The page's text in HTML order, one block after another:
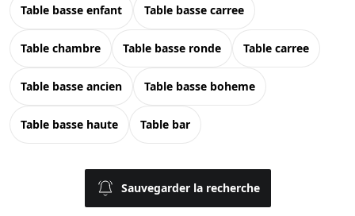
table basse enfant table basse carree
table chambre table basse ronde table carree
table basse ancien table basse boheme
table basse haute table bar
Sauvegarder la recherche